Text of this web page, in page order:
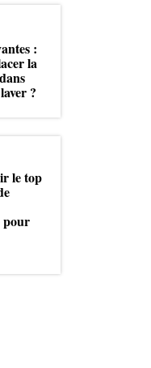
:
la
?
le top
pour